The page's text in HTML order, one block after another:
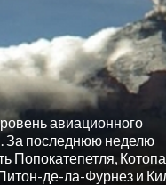
авиационного
За последнюю неделю
Попокатепетля,
де-ла-Фурнез и